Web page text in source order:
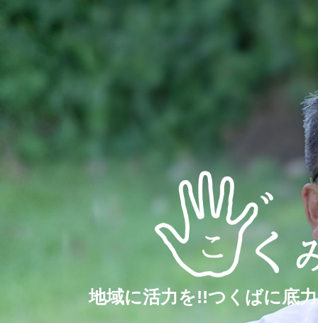
地域に活力を!!つくばに底